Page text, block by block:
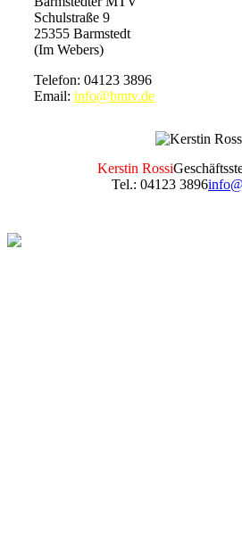
Schulstraße 9
25355 Barmstedt
(Im Webers)
Telefon: 04123 3896
Email: info@bmtv.de
Kerstin Rossi
Tel.: 04123 3896